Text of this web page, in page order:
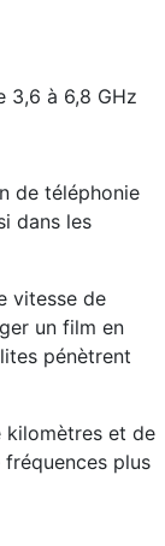
3,6 à 6,8 GHz
de téléphonie
dans les
vitesse de
un film en
pénètrent
kilomètres et de
plus